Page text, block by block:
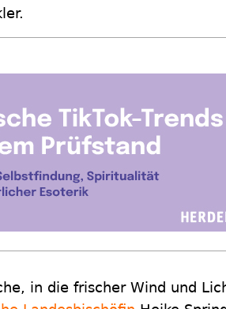
in die frischer Wind und